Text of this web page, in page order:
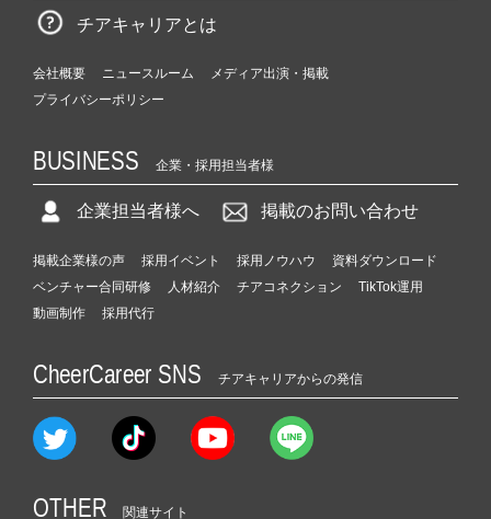
チアキャリアとは
会社概要 ニュースルーム
メディア出演・掲載
プライバシーポリシー
BUSINESS 企業・採用担当者様
企業担当者様へ 掲載のお問い合わせ
掲載企業様の声 採用イベント 採用ノウハウ
資料ダウンロード
ベンチャー合同研修
人材紹介 チアコネクション
TikTok運用
動画制作
採用代行
CheerCareer SNS チアキャリアからの発信
OTHER 関連サイト